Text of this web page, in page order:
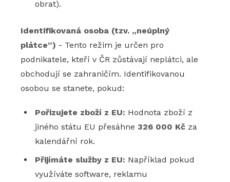
obrat).
Identifikovaná osoba (tzv. „neúplný
plátce“) - Tento režim je určen pro
podnikatele, kteří v ČR zůstávají neplátci, ale
obchodují se zahraničím. Identifikovanou
osobou se stanete, pokud:
Pořizujete zboží z EU: Hodnota zboží z
jiného státu EU přesáhne 326 000 Kč za
kalendářní rok.
Přijímáte služby z EU: Například pokud
využíváte software, reklamu